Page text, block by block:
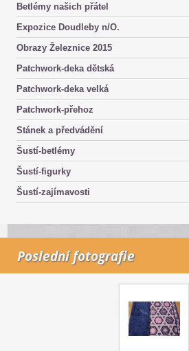
Betlémy našich přátel
Expozice Doudleby n/O.
Obrazy Železnice 2015
Patchwork-deka dětská
Patchwork-deka velká
Patchwork-přehoz
Stánek a předvádění
Šustí-betlémy
Šustí-figurky
Šustí-zajímavosti
Poslední fotografie